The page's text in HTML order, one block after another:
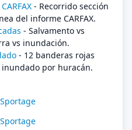
- Recorrido sección
del informe CARFAX.
- Salvamento vs
vs inundación.
- 12 banderas rojas
por huracán.